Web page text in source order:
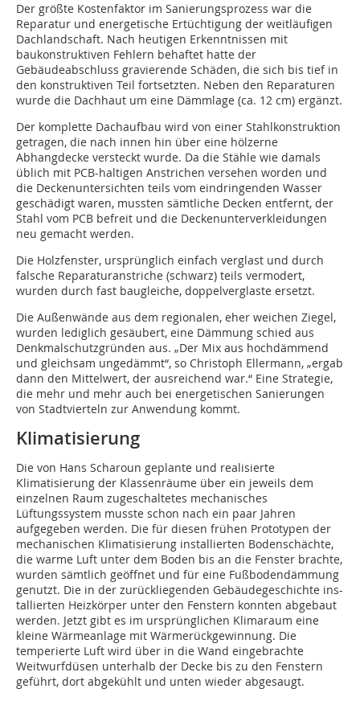
Der größte Kostenfaktor im Sanierungsprozess war die
Reparatur und energetische Ertüchtigung der weitläufigen
Dachlandschaft. Nach heutigen Erkenntnissen mit
baukonstruktiven Fehlern behaftet hatte der
Gebäudeabschluss gravierende Schäden, die sich bis tief in
den konstruktiven Teil fortsetzten. Neben den Reparaturen
wurde die Dachhaut um eine Dämmlage (ca. 12 cm) ergänzt.
Der komplette Dachaufbau wird von einer Stahlkonstruktion
getragen, die nach innen hin über eine hölzerne
Abhangdecke versteckt wurde. Da die Stähle wie damals
üblich mit PCB-haltigen Anstrichen versehen worden und
die Deckenuntersichten teils vom eindringenden Wasser
geschädigt waren, mussten sämtliche Decken entfernt, der
Stahl vom PCB befreit und die Deckenunterverkleidungen
neu gemacht werden.
Die Holzfenster, ursprünglich einfach verglast und durch
falsche Reparaturanstriche (schwarz) teils vermodert,
wurden durch fast baugleiche, doppelverglaste ersetzt.
Die Außenwände aus dem regionalen, eher weichen Ziegel,
wurden lediglich gesäubert, eine Dämmung schied aus
Denkmalschutzgründen aus. „Der Mix aus hochdämmend
und gleichsam ungedämmt“, so Christoph Ellermann, „ergab
dann den Mittelwert, der ausreichend war.“ Eine Strategie,
die mehr und mehr auch bei energetischen Sanierungen
von Stadtvierteln zur Anwendung kommt.
Klimatisierung
Die von Hans Scharoun geplante und realisierte
Klimatisierung der Klassenräume über ein jeweils dem
einzelnen Raum zugeschaltetes mechanisches
Lüftungssystem musste schon nach ein paar Jahren
aufgegeben werden. Die für diesen frühen Prototypen der
mechanischen Klimatisierung installierten Bodenschächte,
die warme Luft unter dem Boden bis an die Fenster brachte,
wurden sämtlich geöffnet und für eine Fußbodendämmung
genutzt. Die in der zurückliegenden Gebäudegeschichte ins-
tallierten Heizkörper unter den Fenstern konnten abgebaut
werden. Jetzt gibt es im ursprünglichen Klimaraum eine
kleine Wärmeanlage mit Wärmerückgewinnung. Die
temperierte Luft wird über in die Wand eingebrachte
Weitwurfdüsen unterhalb der Decke bis zu den Fenstern
geführt, dort abgekühlt und unten wieder abgesaugt.